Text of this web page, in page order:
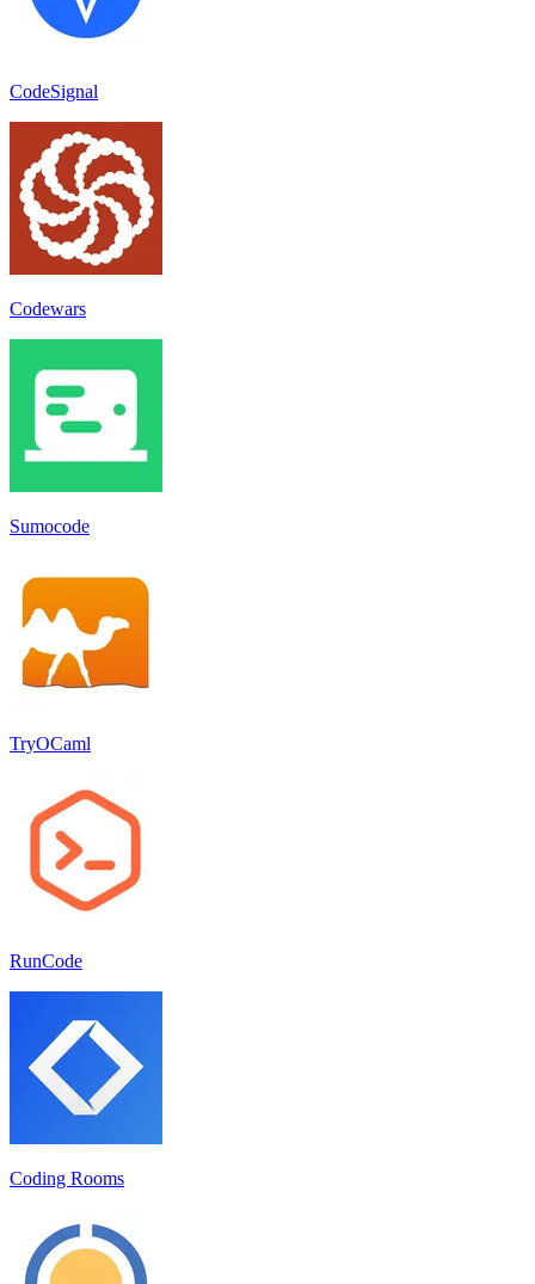
CodeSignal
Codewars
Sumocode
TryOCaml
RunCode
Coding Rooms